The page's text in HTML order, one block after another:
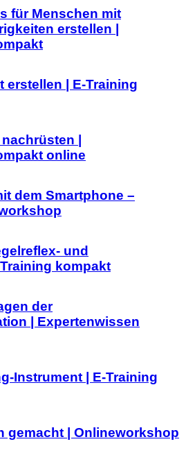
für Menschen mit
erstellen |
erstellen | E-Training
|
online
dem Smartphone –
und
kompakt
der
| Expertenwissen
Instrument | E-Training
gemacht | Onlineworkshop